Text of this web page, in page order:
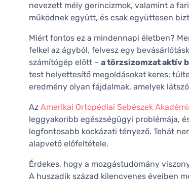
nevezett mély gerincizmok, valamint a
működnek együtt, és csak együttesen
Miért fontos ez a mindennapi életben?
felkel az ágyból, felvesz egy
számítógép előtt – a törzsizomzat aktív
test helyettesítő megoldásokat keres:
eredmény olyan fájdalmak, amelyek
Az Amerikai Ortopédiai Sebészek
leggyakoribb egészségügyi problémája,
legfontosabb kockázati tényező. Tehát
alapvető előfeltétele.
Érdekes, hogy a mozgástudomány
A huszadik század kilencvenes éveiben